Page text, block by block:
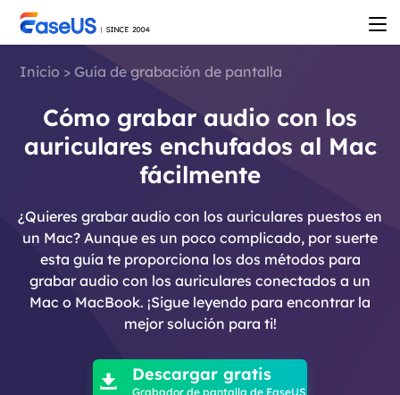
Inicio > Guía de grabación de pantalla
Cómo grabar audio con los
auriculares enchufados al Mac
fácilmente
¿Quieres grabar audio con los auriculares puestos en
un Mac? Aunque es un poco complicado, por suerte
esta guía te proporciona los dos métodos para
grabar audio con los auriculares conectados a un
Mac o MacBook. ¡Sigue leyendo para encontrar la
mejor solución para ti!
 Descargar gratis
Grabador de pantalla de EaseUS